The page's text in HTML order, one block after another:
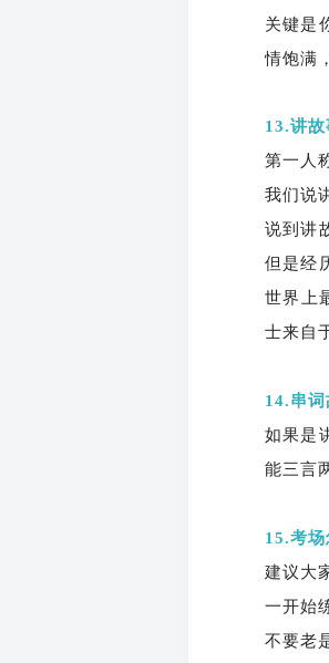
关键是
情饱满
13.讲故
第一人
我们说
说到讲
但是经
世界上
士来自
14.串
如果是
能三言
15.考
建议大
一开始
不要老